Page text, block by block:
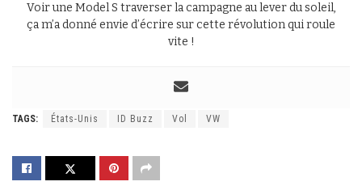
Voir une Model S traverser la campagne au lever du soleil,
ça m’a donné envie d’écrire sur cette révolution qui roule
vite !
TAGS: États-Unis ID Buzz Vol VW